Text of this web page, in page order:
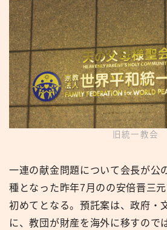
旧統一教会
一連の献金問題について会長が公
種となった昨年7月のの安倍晋三元
初めてとなる。預託案は、政府・
に、教団が財産を海外に移すので